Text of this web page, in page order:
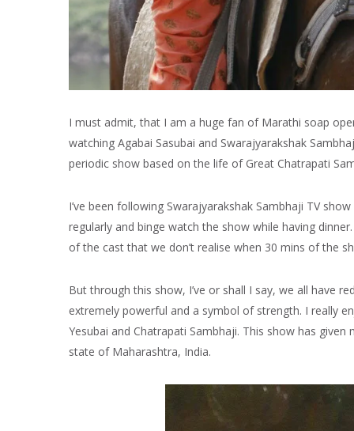
I must admit, that I am a huge fan of Marathi soap
watching Agabai Sasubai and Swarajyarakshak
periodic show based on the life of Great Chatrapati
I’ve been following Swarajyarakshak Sambhaji TV
regularly and binge watch the show while having
of the cast that we don’t realise when 30 mins of the
But through this show, I’ve or shall I say, we all have
extremely powerful and a symbol of strength. I really
Yesubai and Chatrapati Sambhaji. This show has
state of Maharashtra, India.